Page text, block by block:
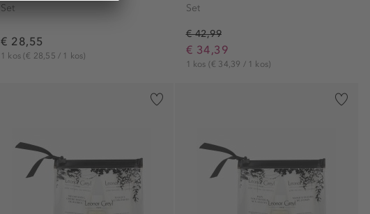
Set
€ 28,55
1 kos(€ 28,55 / 1 kos)
Set
€ 42,99
€ 34,39
1 kos (€ 34,39 / 1 kos)